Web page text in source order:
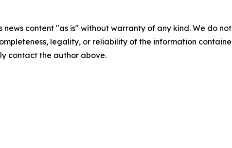
news content "as is" without warranty of any kind. We do
legality, or reliability of the information
contact the author above.